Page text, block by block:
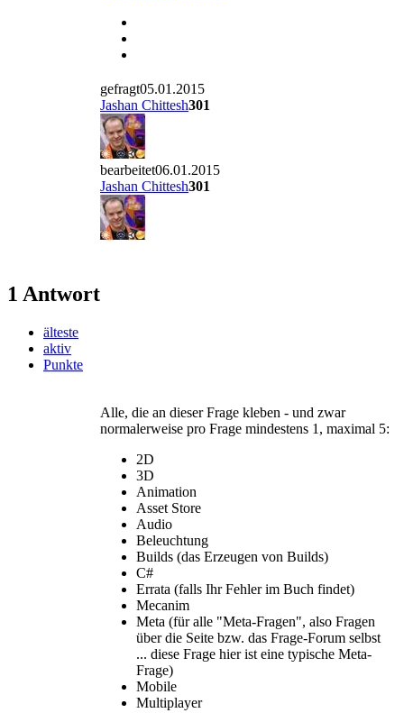
gefragt05.01.2015
Jashan Chittesh301
bearbeitet06.01.2015
Jashan Chittesh301
1 Antwort
älteste
aktiv
Punkte
Alle, die an dieser Frage kleben - und zwar
normalerweise pro Frage mindestens 1, maximal 5:
2D
3D
Animation
Asset Store
Audio
Beleuchtung
Builds (das Erzeugen von Builds)
C#
Errata (falls Ihr Fehler im Buch findet)
Mecanim
Meta (für alle "Meta-Fragen", also Fragen
über die Seite bzw. das Frage-Forum selbst
... diese Frage hier ist eine typische Meta-
Frage)
Mobile
Multiplayer